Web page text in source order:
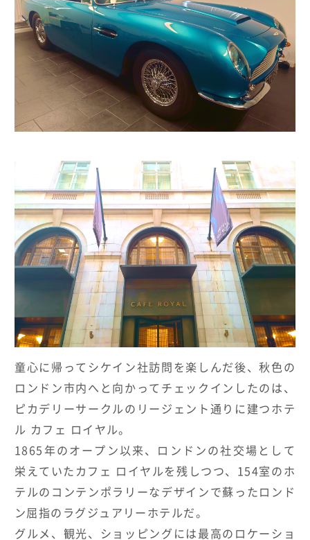
童心に帰ってシケイン社訪問を楽しんだ後、秋色の
ロンドン市内へと向かってチェックインしたのは、
ピカデリーサークルのリージェント通りに建つホテ
ル カフェ ロイヤル。
1865年のオープン以来、ロンドンの社交場として
栄えていたカフェ ロイヤルを残しつつ、154室のホ
テルのコンテンポラリーなデザインで蘇ったロンド
ン屈指のラグジュアリーホテルだ。
グルメ、観光、ショッピングには最高のロケーショ